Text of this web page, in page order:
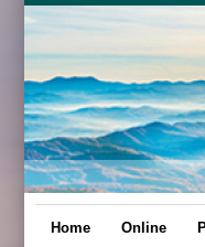
Home Online